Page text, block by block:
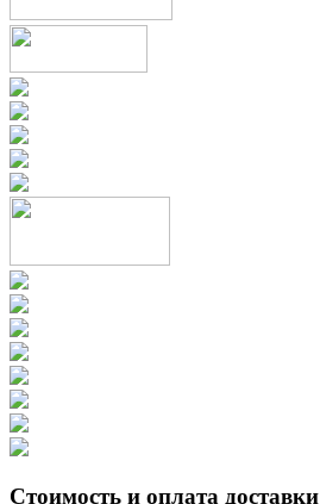
Стоимость и оплата доставки